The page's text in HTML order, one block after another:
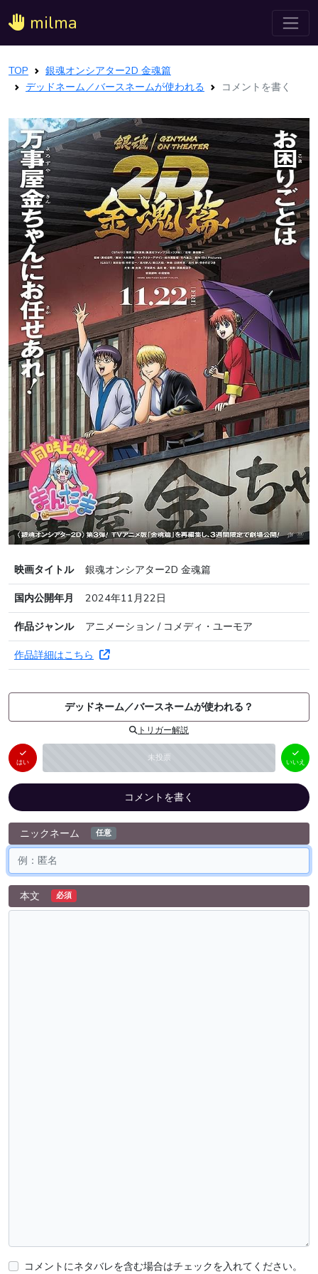
milma
TOP
銀魂オンシアター2D 金魂篇
デッドネーム／バースネームが使われる
コメントを書く
映画タイトル
銀魂オンシアター2D 金魂篇
国内公開年月
2024年11月22日
作品ジャンル
アニメーション / コメディ・ユーモア
作品詳細はこちら
デッドネーム／バースネームが使われる？
トリガー解説
はい 未投票
いいえ
（ 0件）
いいえ
コメントを書く
ニックネーム 任意
本文 必須
コメントにネタバレを含む場合はチェックを入れてください。